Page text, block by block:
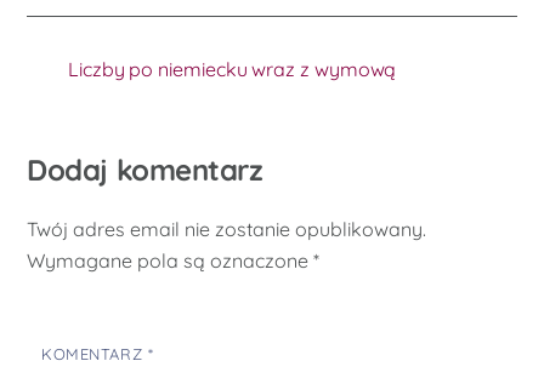
Liczby po niemiecku wraz z wymową
Dodaj komentarz
Twój adres email nie zostanie opublikowany.
Wymagane pola są oznaczone*
KOMENTARZ *